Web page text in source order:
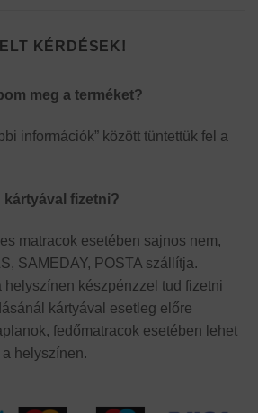
KÉRDÉSEK!
meg a terméket?
információk” között tüntettük fel a
fizetni?
matracok esetében sajnos nem,
SAMEDAY, POSTA szállítja.
helyszínen készpénzzel tud fizetni
kártyával esetleg előre
fedőmatracok esetében lehet
helyszínen.